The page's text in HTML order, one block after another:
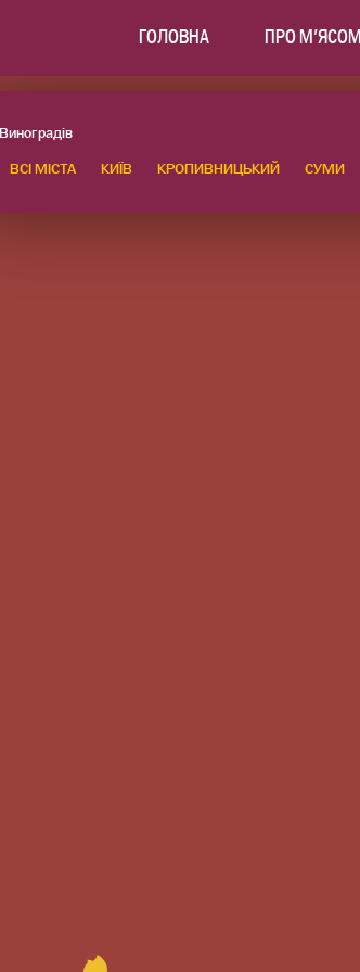
ГОЛОВНА ПРО
Виноградів
ВСІ МІСТА КИЇВ КРОПИВНИЦЬКИЙ СУМИ